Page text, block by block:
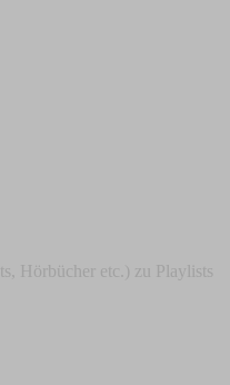
Hörbücher etc.) zu Playlists